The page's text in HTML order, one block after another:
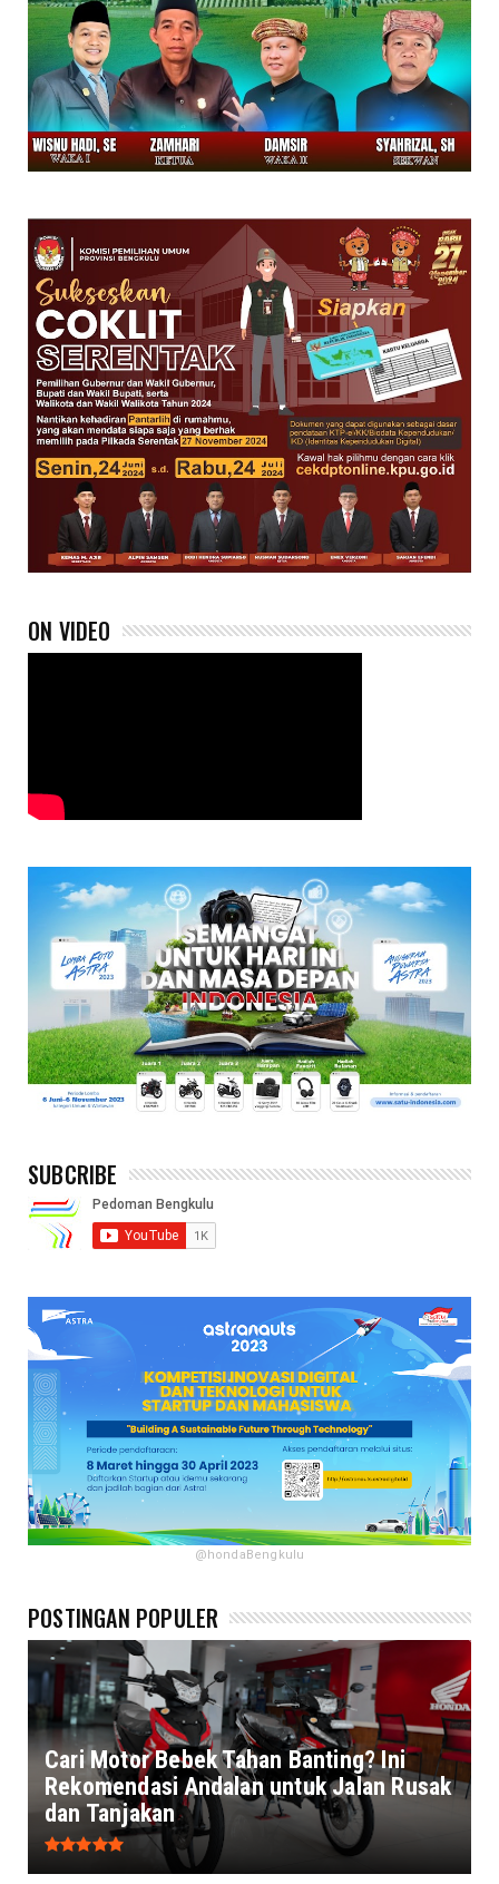
ON VIDEO
SUBCRIBE
@hondaBengkulu
POSTINGAN POPULER
Cari Motor Bebek Tahan Banting? Ini
Rekomendasi Andalan untuk Jalan Rusak
dan Tanjakan